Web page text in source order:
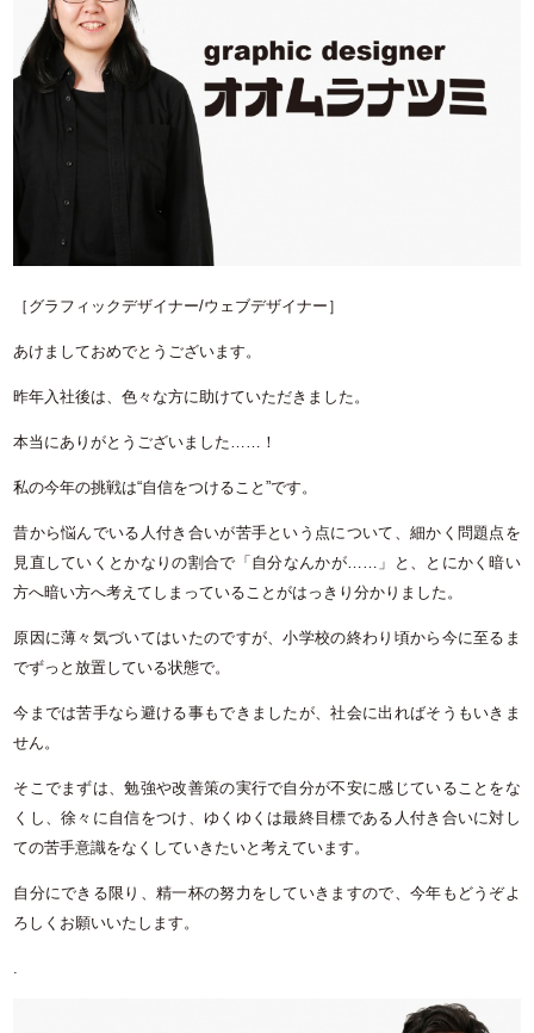
［グラフィックデザイナー/ウェブデザイナー］
あけましておめでとうございます。
昨年入社後は、色々な方に助けていただきました。
本当にありがとうございました……！
私の今年の挑戦は“自信をつけること”です。
昔から悩んでいる人付き合いが苦手という点について、細かく問題点を
見直していくとかなりの割合で「自分なんかが……」と、とにかく暗い
方へ暗い方へ考えてしまっていることがはっきり分かりました。
原因に薄々気づいてはいたのですが、小学校の終わり頃から今に至るま
でずっと放置している状態で。
今までは苦手なら避ける事もできましたが、社会に出ればそうもいきま
せん。
そこでまずは、勉強や改善策の実行で自分が不安に感じていることをな
くし、徐々に自信をつけ、ゆくゆくは最終目標である人付き合いに対し
ての苦手意識をなくしていきたいと考えています。
自分にできる限り、精一杯の努力をしていきますので、今年もどうぞよ
ろしくお願いいたします。